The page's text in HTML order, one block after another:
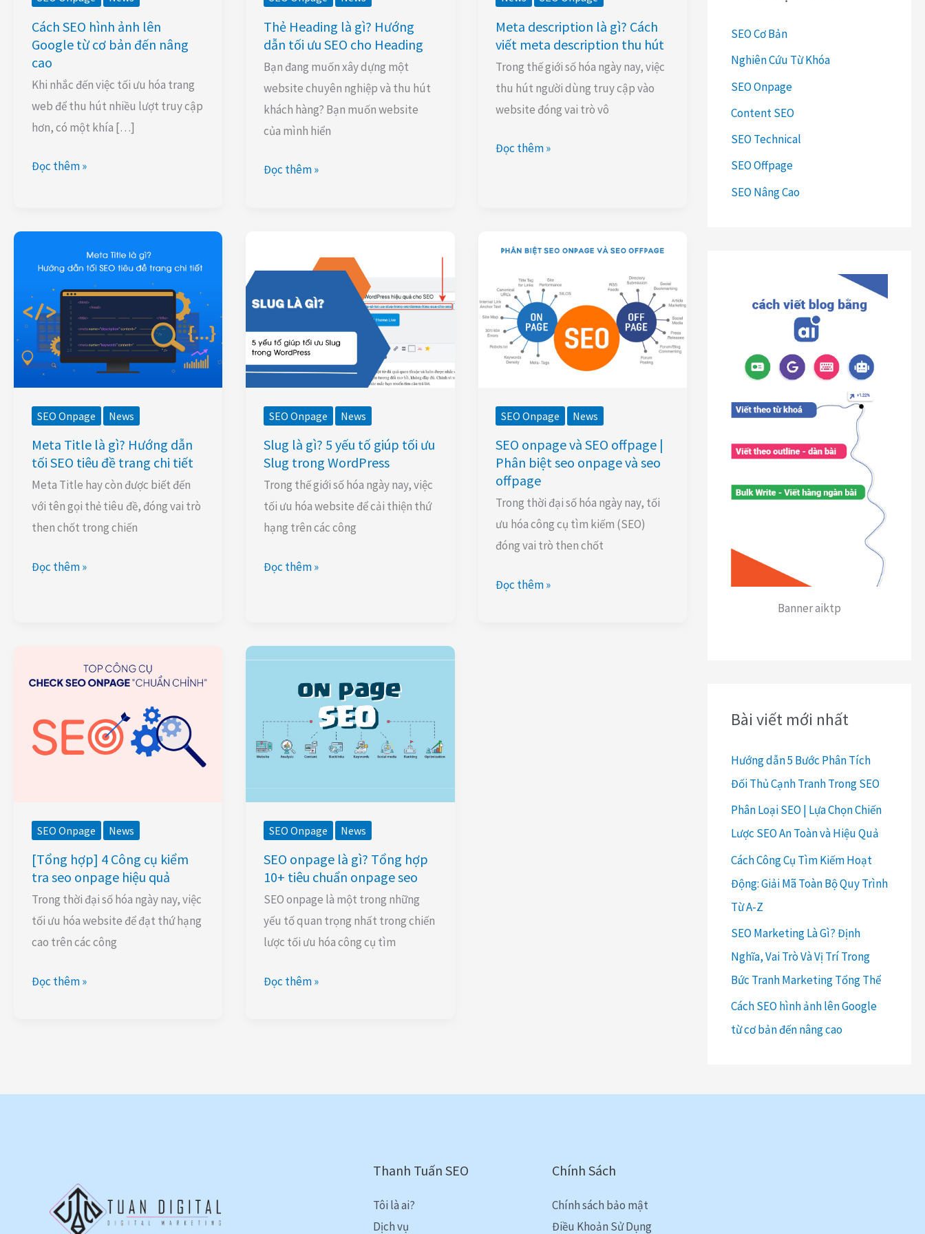
Cách SEO hình ảnh lên
Google từ cơ bản đến nâng
cao
Khi nhắc đến việc tối ưu hóa trang
web để thu hút nhiều lượt truy cập
hơn, có một khía […]
nâng
cao
Đọc thêm »
Thẻ Heading là gì? Hướng
dẫn tối ưu SEO cho Heading
Bạn đang muốn xây dựng một
website chuyên nghiệp và thu hút
khách hàng? Bạn muốn website
của mình hiển
Heading
Đọc thêm »
Meta description là gì? Cách
viết meta description thu hút
Trong thế giới số hóa ngày nay, việc
thu hút người dùng truy cập vào
website đóng vai trò vô
Đọc thêm »
SEO Onpage News
Meta Title là gì? Hướng dẫn
tối SEO tiêu đề trang chi tiết
Meta Title hay còn được biết đến
với tên gọi thẻ tiêu đề, đóng vai trò
then chốt trong chiến
Title
gì?
Hướng
dẫn
tối
SEO
tiêu
trang
Đọc thêm »
SEO Onpage News
Slug là gì? 5 yếu tố giúp tối ưu
Slug trong WordPress
Trong thế giới số hóa ngày nay, việc
tối ưu hóa website để cải thiện thứ
hạng trên các công
5
tố
giúp
tối
ưu
trong
WordPress
Đọc thêm »
SEO Onpage News
SEO onpage và SEO offpage |
Phân biệt seo onpage và seo
offpage
Trong thời đại số hóa ngày nay, tối
ưu hóa công cụ tìm kiếm (SEO)
đóng vai trò then chốt
SEO
offpage
|
Phân
seo
và
seo
offpage
Đọc thêm »
SEO Onpage News
[Tổng hợp] 4 Công cụ kiểm
tra seo onpage hiệu quả
Trong thời đại số hóa ngày nay, việc
tối ưu hóa website để đạt thứ hạng
cao trên các công
hợp]
Công
cụ
onpage
quả
Đọc thêm »
SEO Onpage News
SEO onpage là gì? Tổng hợp
10+ tiêu chuẩn onpage seo
SEO onpage là một trong những
yếu tố quan trọng nhất trong chiến
lược tối ưu hóa công cụ tìm
gì?
Tổng
hợp
tiêu
chuẩn
seo
Đọc thêm »
m
:
SEO Cơ Bản
Nghiên Cứu Từ Khóa
SEO Onpage
Content SEO
SEO Technical
SEO Offpage
SEO Nâng Cao
Banner aiktp
Bài viết mới nhất
Hướng dẫn 5 Bước Phân Tích
Đối Thủ Cạnh Tranh Trong SEO
Phân Loại SEO | Lựa Chọn Chiến
Lược SEO An Toàn và Hiệu Quả
Cách Công Cụ Tìm Kiếm Hoạt
Động: Giải Mã Toàn Bộ Quy Trình
Từ A-Z
SEO Marketing Là Gì? Định
Nghĩa, Vai Trò Và Vị Trí Trong
Bức Tranh Marketing Tổng Thể
Cách SEO hình ảnh lên Google
từ cơ bản đến nâng cao
Thanh Tuấn SEO
Tôi là ai?
Dịch vụ
Chính Sách
Chính sách bảo mật
Điều Khoản Sử Dụng